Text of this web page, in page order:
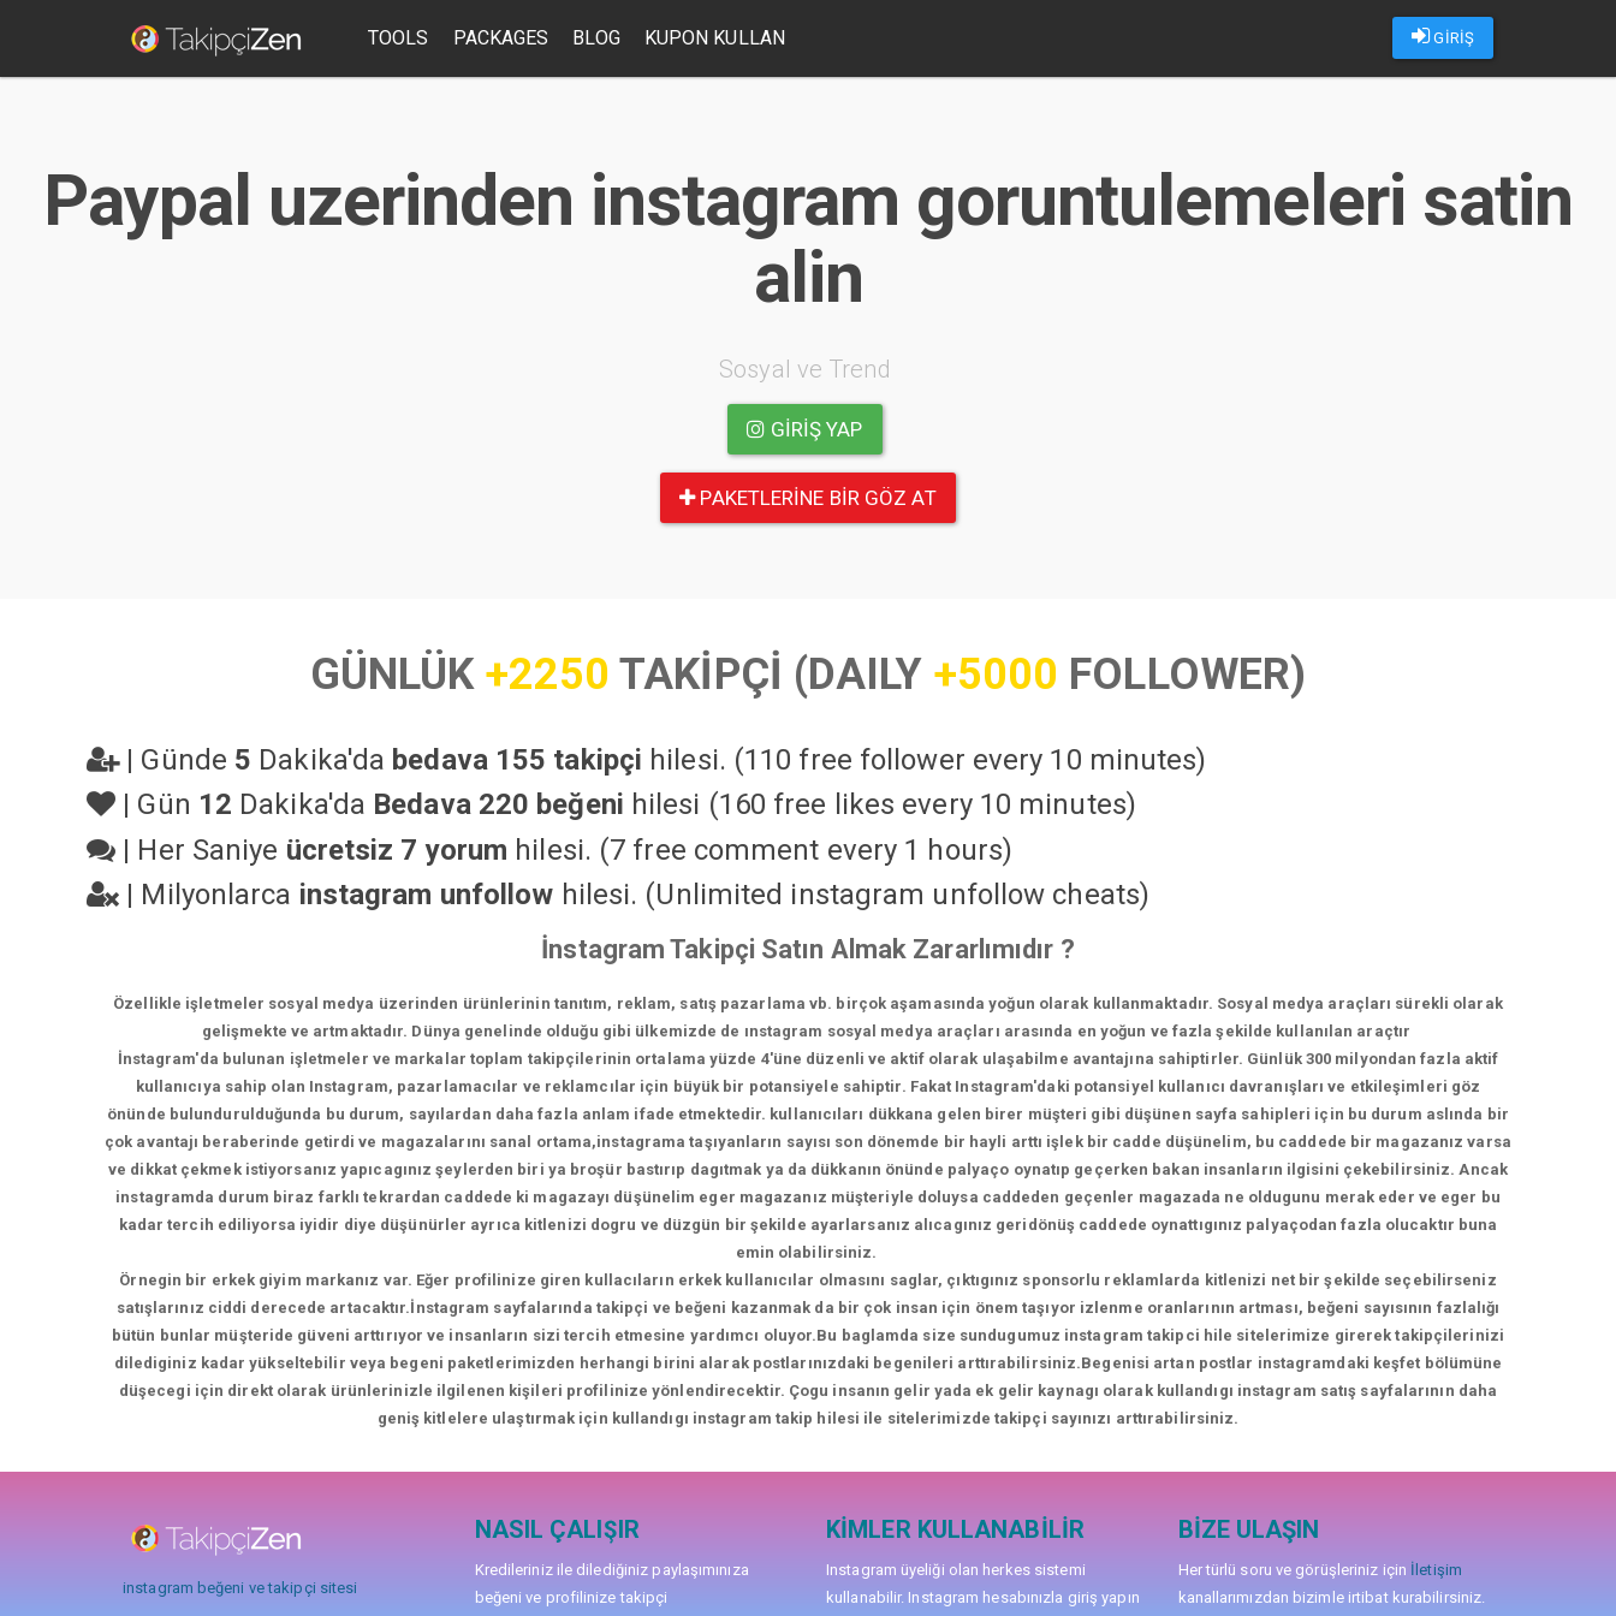
GİRİŞ
TOOLS PACKAGES BLOG KUPON KULLAN
Paypal uzerinden instagram goruntulemeleri satin
alin
Sosyal ve Trend
GIRIŞ YAP
PAKETLERINE BIR GÖZ AT
GÜNLÜK +2250 TAKİPÇİ (DAILY +5000 FOLLOWER)
| Günde 5 Dakika'da bedava 155 takipçi hilesi. (110 free follower every 10 minutes)
| Gün 12 Dakika'da Bedava 220 beğeni hilesi (160 free likes every 10 minutes)
| Her Saniye ücretsiz 7 yorum hilesi. (7 free comment every 1 hours)
| Milyonlarca instagram unfollow hilesi. (Unlimited instagram unfollow cheats)
İnstagram Takipçi Satın Almak Zararlımıdır ?
Özellikle işletmeler sosyal medya üzerinden ürünlerinin tanıtım, reklam, satış pazarlama vb. birçok aşamasında yoğun olarak kullanmaktadır. Sosyal medya araçları sürekli olarak
gelişmekte ve artmaktadır. Dünya genelinde olduğu gibi ülkemizde de ınstagram sosyal medya araçları arasında en yoğun ve fazla şekilde kullanılan araçtır
İnstagram'da bulunan işletmeler ve markalar toplam takipçilerinin ortalama yüzde 4'üne düzenli ve aktif olarak ulaşabilme avantajına sahiptirler. Günlük 300 milyondan fazla aktif
kullanıcıya sahip olan Instagram, pazarlamacılar ve reklamcılar için büyük bir potansiyele sahiptir. Fakat Instagram'daki potansiyel kullanıcı davranışları ve etkileşimleri göz
önünde bulundurulduğunda bu durum, sayılardan daha fazla anlam ifade etmektedir. kullanıcıları dükkana gelen birer müşteri gibi düşünen sayfa sahipleri için bu durum aslında bir
çok avantajı beraberinde getirdi ve magazalarını sanal ortama,instagrama taşıyanların sayısı son dönemde bir hayli arttı işlek bir cadde düşünelim, bu caddede bir magazanız varsa
ve dikkat çekmek istiyorsanız yapıcagınız şeylerden biri ya broşür bastırıp dagıtmak ya da dükkanın önünde palyaço oynatıp geçerken bakan insanların ilgisini çekebilirsiniz. Ancak
instagramda durum biraz farklı tekrardan caddede ki magazayı düşünelim eger magazanız müşteriyle doluysa caddeden geçenler magazada ne oldugunu merak eder ve eger bu
kadar tercih ediliyorsa iyidir diye düşünürler ayrıca kitlenizi dogru ve düzgün bir şekilde ayarlarsanız alıcagınız geridönüş caddede oynattıgınız palyaçodan fazla olucaktır buna
emin olabilirsiniz.
Örnegin bir erkek giyim markanız var. Eğer profilinize giren kullacıların erkek kullanıcılar olmasını saglar, çıktıgınız sponsorlu reklamlarda kitlenizi net bir şekilde seçebilirseniz
satışlarınız ciddi derecede artacaktır.İnstagram sayfalarında takipçi ve beğeni kazanmak da bir çok insan için önem taşıyor izlenme oranlarının artması, beğeni sayısının fazlalığı
bütün bunlar müşteride güveni arttırıyor ve insanların sizi tercih etmesine yardımcı oluyor.Bu baglamda size sundugumuz instagram takipci hile sitelerimize girerek takipçilerinizi
dilediginiz kadar yükseltebilir veya begeni paketlerimizden herhangi birini alarak postlarınızdaki begenileri arttırabilirsiniz.Begenisi artan postlar instagramdaki keşfet bölümüne
düşecegi için direkt olarak ürünlerinizle ilgilenen kişileri profilinize yönlendirecektir. Çogu insanın gelir yada ek gelir kaynagı olarak kullandıgı instagram satış sayfalarının daha
geniş kitlelere ulaştırmak için kullandıgı instagram takip hilesi ile sitelerimizde takipçi sayınızı arttırabilirsiniz.
instagram beğeni ve takipçi sitesi
NASIL ÇALIŞIR
Kredileriniz ile dilediğiniz paylaşımınıza
beğeni ve profilinize takipçi
KIMLER KULLANABILIR
Instagram üyeliği olan herkes sistemi
kullanabilir. Instagram hesabınızla giriş yapın
BIZE ULAŞIN
Her türlü soru ve görüşleriniz için İletişim
kanallarımızdan bizimle irtibat kurabilirsiniz.